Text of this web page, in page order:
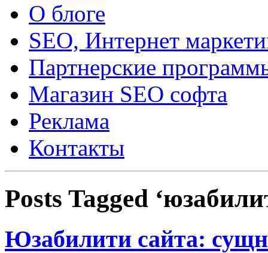
О блоге
SEO, Интернет
Партнерские
Магазин SEO софта
Реклама
Контакты
Posts Tagged
Юзабилити сайта: